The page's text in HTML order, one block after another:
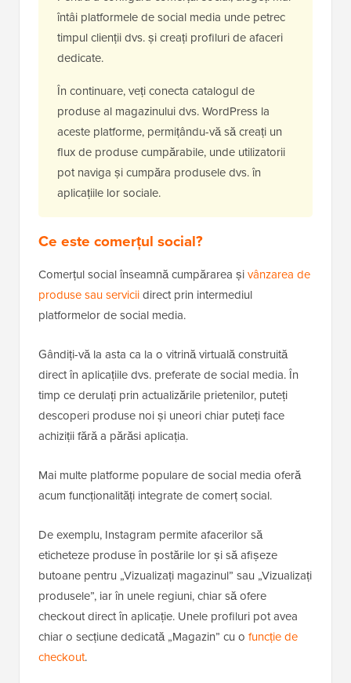
întâi platformele de social media unde petrec
timpul clienții dvs. și creați profiluri de afaceri
dedicate.
În continuare, veți conecta catalogul de
produse al magazinului dvs. WordPress la
aceste platforme, permițându-vă să creați un
flux de produse cumpărabile, unde utilizatorii
pot naviga și cumpăra produsele dvs. în
aplicațiile lor sociale.
Ce este comerțul social?
Comerțul social înseamnă cumpărarea șivânzarea de
produse sau serviciidirect prin intermediul
platformelor de social media.
Gândiți-vă la asta ca la o vitrină virtuală construită
direct în aplicațiile dvs. preferate de social media. În
timp ce derulați prin actualizările prietenilor, puteți
descoperi produse noi și uneori chiar puteți face
achiziții fără a părăsi aplicația.
Mai multe platforme populare de social media oferă
acum funcționalități integrate de comerț social.
De exemplu, Instagram permite afacerilor să
eticheteze produse în postările lor și să afișeze
butoane pentru „Vizualizați magazinul” sau „Vizualizați
produsele”, iar în unele regiuni, chiar să ofere
checkout direct în aplicație. Unele profiluri pot avea
chiar o secțiune dedicată „Magazin” cu o funcție de
checkout.